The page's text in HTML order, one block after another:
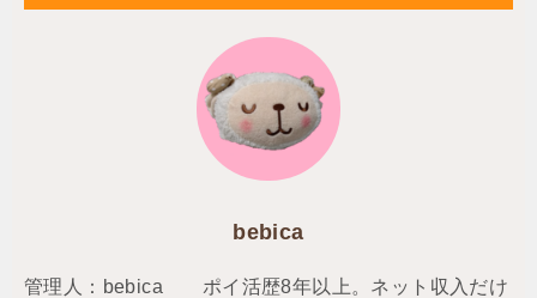
bebica
管理人：bebica ポイ活歴8年以上。ネット収入だけ